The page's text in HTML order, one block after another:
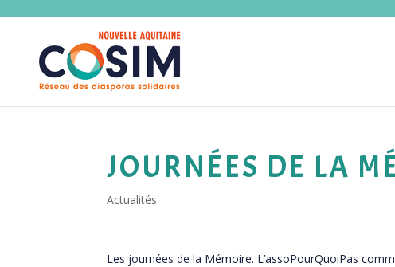
JOURNÉES DE LA
Actualités
Les journées de la Mémoire. L’assoPourQuoiPas